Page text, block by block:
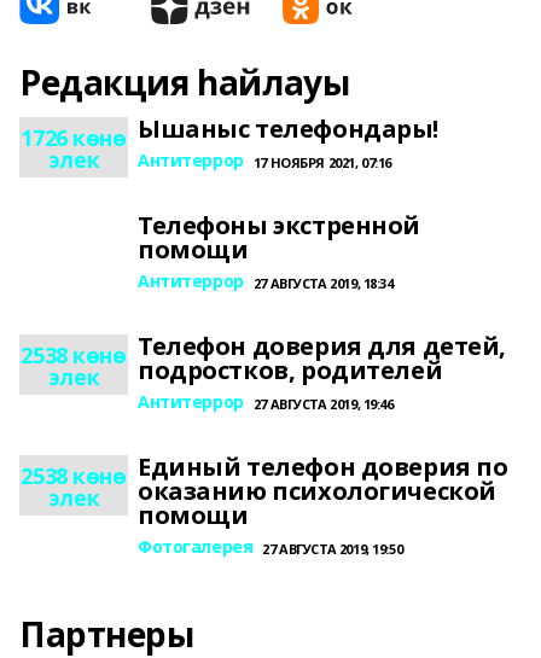
Редакция һайлауы
1726 көнө
элек
Ышаныс телефондары!
Антитеррор 17 НОЯБРЯ 2021, 07:16
Телефоны экстренной
помощи
Антитеррор 27 АВГУСТА 2019, 18:34
2538 көнө
элек
Телефон доверия для детей,
подростков, родителей
Антитеррор 27 АВГУСТА 2019, 19:46
2538 көнө
элек
Единый телефон доверия по
оказанию психологической
помощи
Фотогалерея 27 АВГУСТА 2019, 19:50
Партнеры